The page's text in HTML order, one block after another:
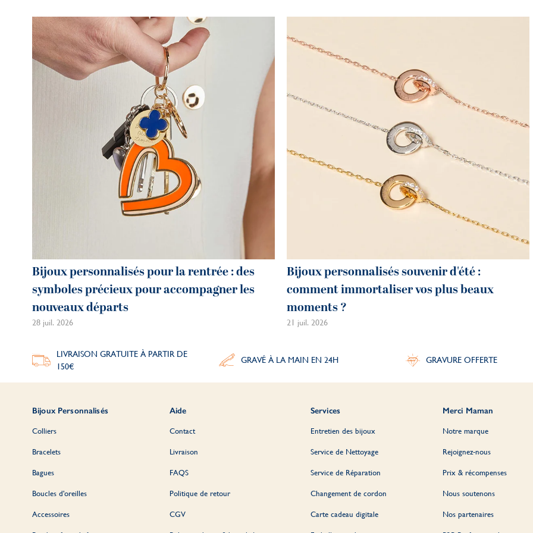
Bijoux personnalisés pour la rentrée : des
symboles précieux pour accompagner les
nouveaux départs
28 juil. 2026
Bijoux personnalisés souvenir d'été :
comment immortaliser vos plus beaux
moments ?
21 juil. 2026
LIVRAISON GRATUITE À PARTIR DE
150€
GRAVÉ À LA MAIN EN 24H GRAVURE OFFERTE
Bijoux Personnalisés
Colliers
Bracelets
Bagues
Boucles d'oreilles
Accessoires
Aide
Contact
Livraison
FAQS
Politique de retour
CGV
Services
Entretien des bijoux
Service de Nettoyage
Service de Réparation
Changement de cordon
Carte cadeau digitale
Merci Maman
Notre marque
Rejoignez-nous
Prix & récompenses
Nous soutenons
Nos partenaires